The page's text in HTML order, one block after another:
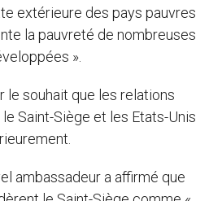
extérieure des pays pauvres
la pauvreté de nombreuses
».
le souhait que les relations
Saint-Siège et les Etats-Unis
ambassadeur a affirmé que